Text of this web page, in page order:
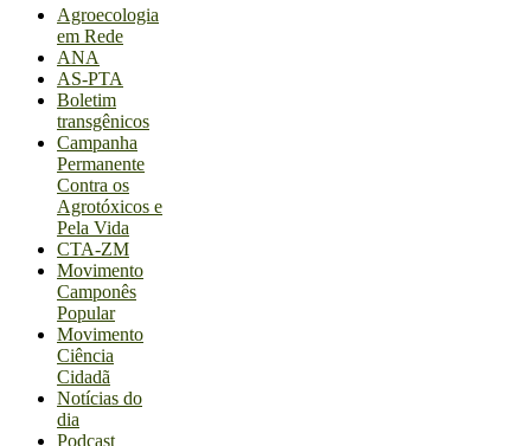
Agroecologia
em Rede
ANA
AS-PTA
Boletim
transgênicos
Campanha
Permanente
Contra os
Agrotóxicos e
Pela Vida
CTA-ZM
Movimento
Camponês
Popular
Movimento
Ciência
Cidadã
Notícias do
dia
Podcast